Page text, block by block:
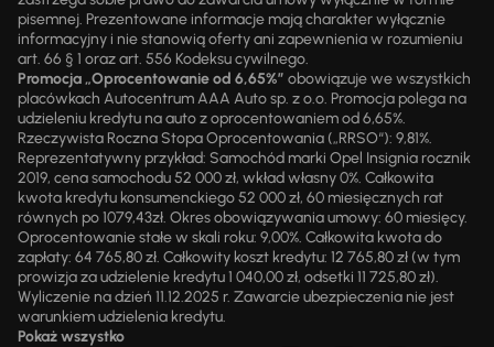
pisemnej. Prezentowane informacje mają charakter wyłącznie
informacyjny i nie stanowią oferty ani zapewnienia w rozumieniu
art. 66 § 1 oraz art. 556 Kodeksu cywilnego.
Promocja „Oprocentowanie od 6,65%” obowiązuje we wszystkich
placówkach Autocentrum AAA Auto sp. z o.o. Promocja polega na
udzieleniu kredytu na auto z oprocentowaniem od 6,65%.
Rzeczywista Roczna Stopa Oprocentowania („RRSO“): 9,81%.
Reprezentatywny przykład: Samochód marki Opel Insignia rocznik
2019, cena samochodu 52 000 zł, wkład własny 0%. Całkowita
kwota kredytu konsumenckiego 52 000 zł, 60 miesięcznych rat
równych po 1079,43zł. Okres obowiązywania umowy: 60 miesięcy.
Oprocentowanie stałe w skali roku: 9,00%. Całkowita kwota do
zapłaty: 64 765,80 zł. Całkowity koszt kredytu: 12 765,80 zł (w tym
prowizja za udzielenie kredytu 1 040,00 zł, odsetki 11 725,80 zł).
Wyliczenie na dzień 11.12.2025 r. Zawarcie ubezpieczenia nie jest
warunkiem udzielenia kredytu.
Pokaż wszystko